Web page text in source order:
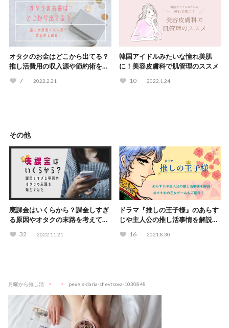
オタクのお金はどこから出てる？
推し活費用の収入源や節約術を調
7 2022.2.21
韓国アイドルみたいな憧れ美肌
に！美容皮膚科で肌管理のススメ
10 2022.1.24
その他
廃課金はいくらから？課金しすぎ
る原因やオタクの末路を考えてみ
32 2022.11.21
ドラマ『推しの王子様』のあらす
じや主人公の推し活事情を解説！
16 2021.8.30
月曜から推し活 pexels-daria-shevtsova-1030848